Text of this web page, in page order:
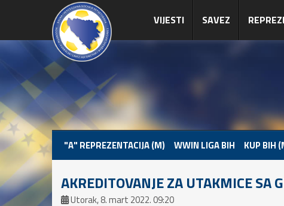
VIJESTI SAVEZ
"A" REPREZENTACIJA (M) WWIN LIGA BIH KUP BIH
AKREDITOVANJE ZA UTAKMICE SA
Utorak, 8. mart 2022. 09:20